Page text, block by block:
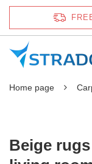
Home page
Beige